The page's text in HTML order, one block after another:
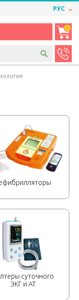
РУС
0
суточного
ЭКГ и АТ